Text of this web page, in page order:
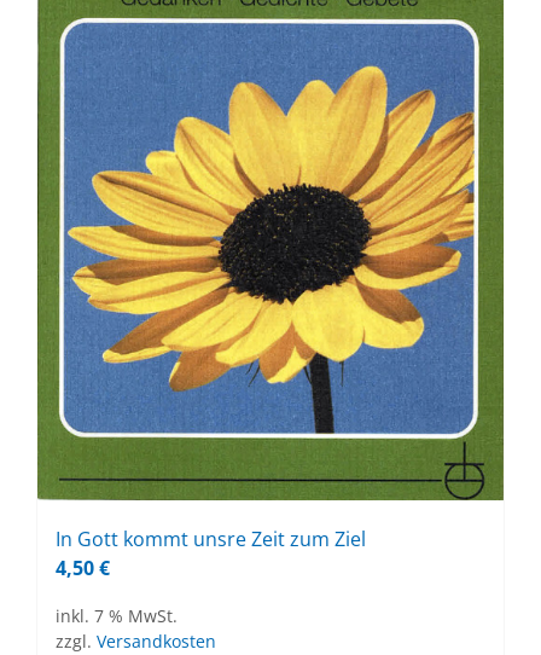
In Gott kommt uns­re Zeit zum Ziel
4,50€
inkl. 7 % MwSt.
zzgl. Versandkosten